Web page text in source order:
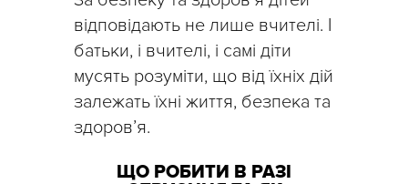
відповідають не лише вчителі. І
батьки, і вчителі, і самі діти
мусять розуміти, що від їхніх дій
залежать їхні життя, безпека та
здоров’я.
ЩО РОБИТИ В РАЗІ